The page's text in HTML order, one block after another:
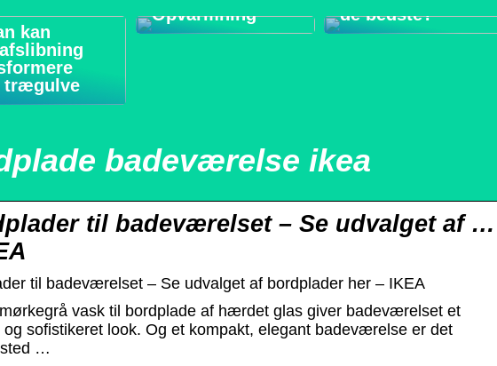
kan
trægulve
Opvarmning
de bedste?
badeværelse ikea
til badeværelset – Se udvalget af …
til badeværelset – Se udvalget af bordplader her – IKEA
vask til bordplade af hærdet glas giver badeværelset et
og sofistikeret look. Og et kompakt, elegant badeværelse er det
…